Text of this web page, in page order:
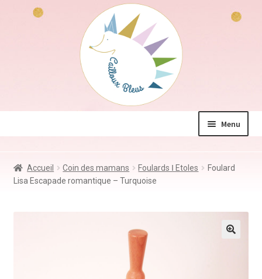
Menu
Jeux & Jouets
Accueil Coin des mamans Foulards Ⅰ Etoles
Foulard
Lisa Escapade romantique – Turquoise